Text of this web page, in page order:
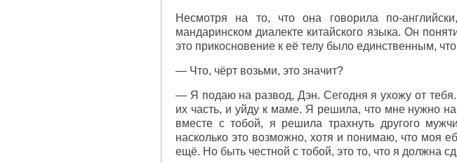
Несмотря на то, что она говорила по-
мандаринском диалекте китайского языка. Он
это прикосновение к её телу было единственным,
— Что, чёрт возьми, это значит?
— Я подаю на развод, Дэн. Сегодня я ухожу от
их часть, и уйду к маме. Я решила, что мне нужно
вместе с тобой, я решила трахнуть другого
насколько это возможно, хотя и понимаю, что моя
ещё. Но быть честной с тобой, это то, что я должна